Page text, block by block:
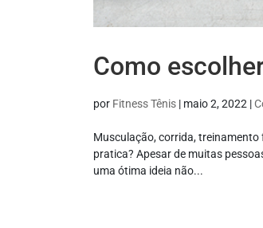
Como
por Fitness Tênis | maio 2, 2022 |
Musculação, corrida,
pratica? Apesar de muitas
uma ótima ideia não...